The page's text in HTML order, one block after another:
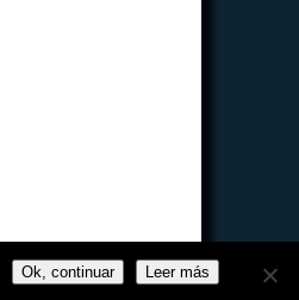
Ok, continuar Leer más